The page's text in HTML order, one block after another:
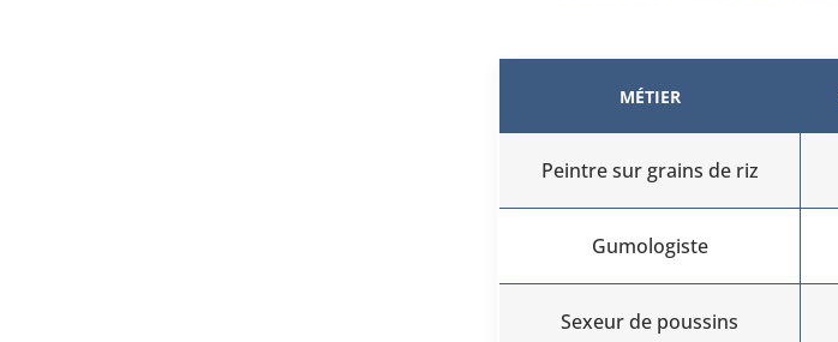
MÉTIER
Peintre sur grains de riz
Gumologiste
Sexeur de poussins